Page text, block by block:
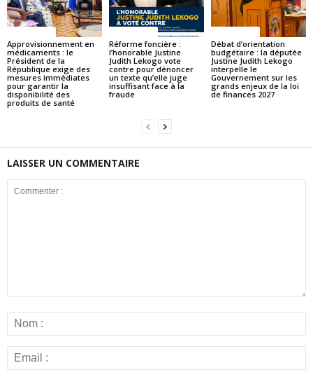
Approvisionnement en
médicaments : le
Président de la
République exige des
mesures immédiates
pour garantir la
disponibilité des
produits de santé
Réforme foncière :
l’honorable Justine
Judith Lekogo vote
contre pour dénoncer
un texte qu’elle juge
insuffisant face à la
fraude
Débat d’orientation
budgétaire : la députée
Justine Judith Lekogo
interpelle le
Gouvernement sur les
grands enjeux de la loi
de finances 2027
LAISSER UN COMMENTAIRE